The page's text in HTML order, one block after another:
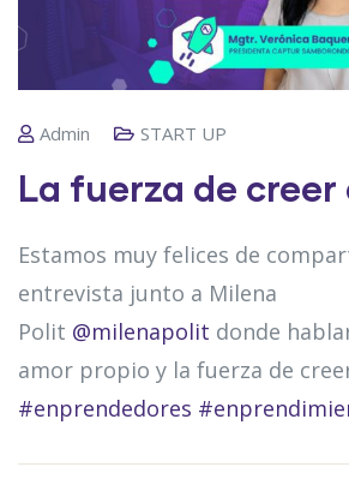
Admin START UP
La fuerza de creer
Estamos muy felices de
entrevista junto a Milena
Polit @milenapolit donde
amor propio y la fuerza de
#enprendedores